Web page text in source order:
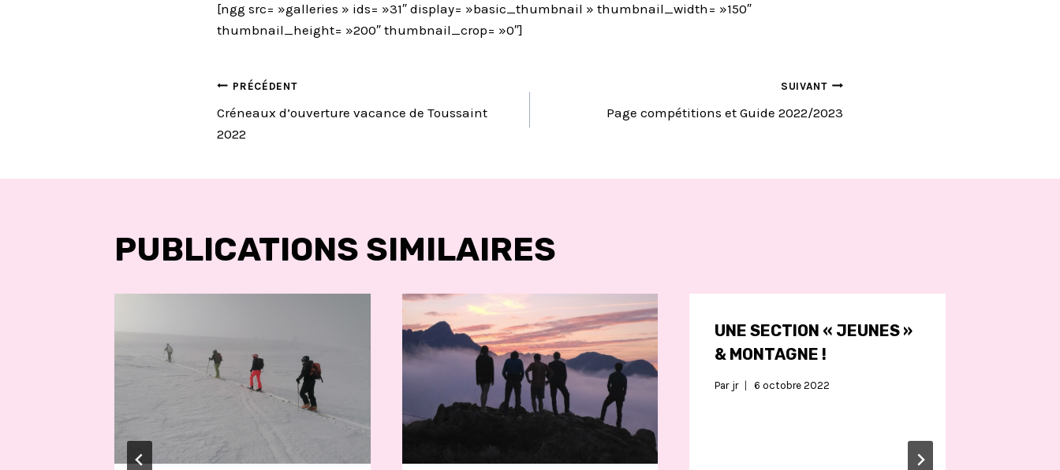
[ngg src= »galleries » ids= »31″ display= »basic_thumbnail » thumbnail_width= »150″
thumbnail_height= »200″ thumbnail_crop= »0″]
NAVIGATION
DE
PRÉCÉDENT
Créneaux d’ouverture vacance de Toussaint
2022
SUIVANT
Page compétitions et Guide 2022/2023
PUBLICATIONS SIMILAIRES
UNE SECTION « JEUNES »
& MONTAGNE !
Par jr 6 octobre 2022